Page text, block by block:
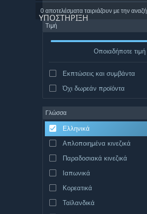
ΥΠΟΣΤΗΡΙΞΗ
0 αποτελέσματα ταιριάζουν με την
Τιμή
Οποιαδήποτε τιμή
Εκπτώσεις και συμβάντα
Όχι δωρεάν προϊόντα
Γλώσσα
Ελληνικά
Απλοποιημένα κινεζικά
Παραδοσιακά κινεζικά
Ιαπωνικά
Κορεατικά
Ταϊλανδικά